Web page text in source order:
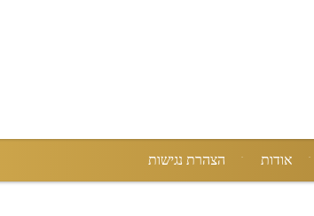
אודות הצהרת נגישות